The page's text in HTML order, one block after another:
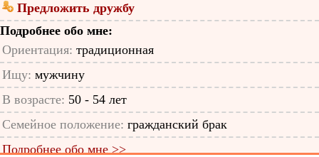
Предложить дружбу
Подробнее обо мне:
Ориентация: традиционная
Ищу: мужчину
В возрасте: 50 - 54 лет
Семейное положение: гражданский брак
Подробнее обо мне >>